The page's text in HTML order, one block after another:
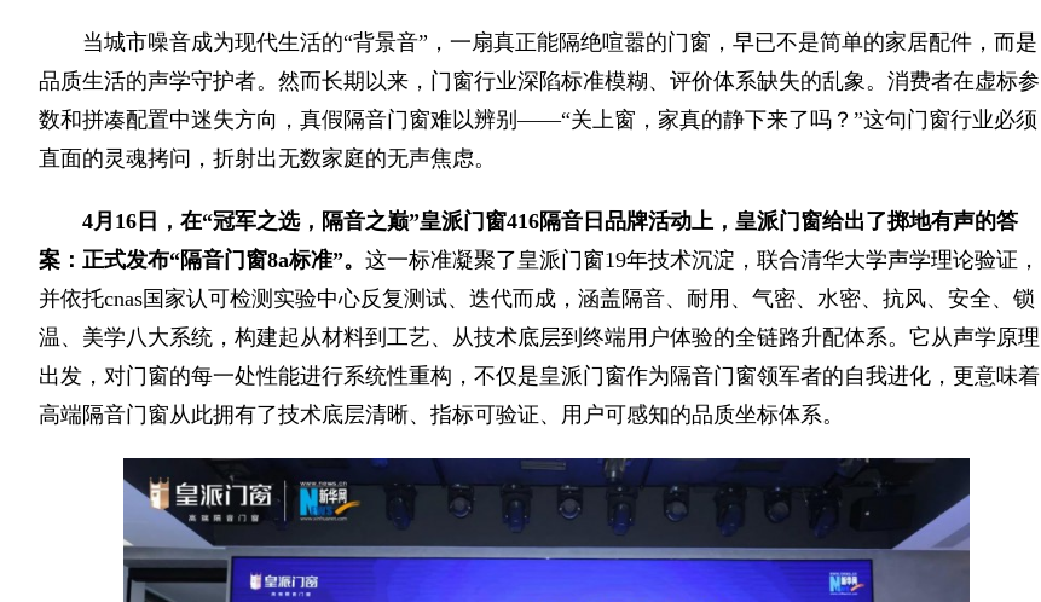
当城市噪音成为现代生活的“背景音”，一扇真正能隔绝喧嚣的门窗，早已不是简单的家居配件，而是
品质生活的声学守护者。然而长期以来，门窗行业深陷标准模糊、评价体系缺失的乱象。消费者在虚标参
数和拼凑配置中迷失方向，真假隔音门窗难以辨别——“关上窗，家真的静下来了吗？”这句门窗行业必须
直面的灵魂拷问，折射出无数家庭的无声焦虑。
4月16日，在“冠军之选，隔音之巅”皇派门窗416隔音日品牌活动上，皇派门窗给出了掷地有声的答
案：正式发布“隔音门窗8a标准”。 这一标准凝聚了皇派门窗19年技术沉淀，联合清华大学声学理论验证，
并依托cnas国家认可检测实验中心反复测试、迭代而成，涵盖隔音、耐用、气密、水密、抗风、安全、锁
温、美学八大系统，构建起从材料到工艺、从技术底层到终端用户体验的全链路升配体系。它从声学原理
出发，对门窗的每一处性能进行系统性重构，不仅是皇派门窗作为隔音门窗领军者的自我进化，更意味着
高端隔音门窗从此拥有了技术底层清晰、指标可验证、用户可感知的品质坐标体系。